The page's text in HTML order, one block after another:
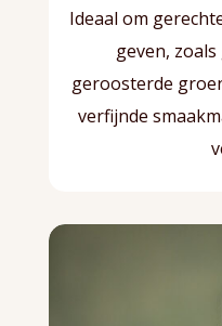
Ideaal om
geven,
geroosterde
verfijnde